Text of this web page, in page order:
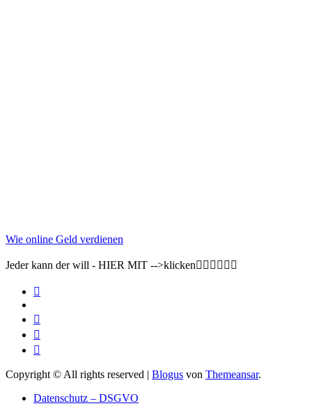
Wie online Geld verdienen
Jeder kann der will - HIER MIT -->klicken👇🏽👇🏽👇🏽
Copyright © All rights reserved | Blogus von Themeansar.
Datenschutz – DSGVO